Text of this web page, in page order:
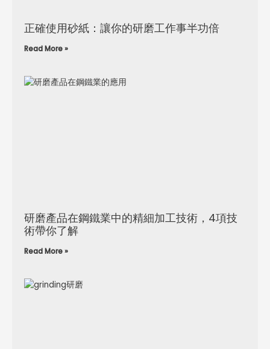
正確使用砂紙：讓你的研磨工作事半功倍
Read More »
研磨產品在鋼鐵業中的精細加工技術，4項技
術帶你了解
Read More »